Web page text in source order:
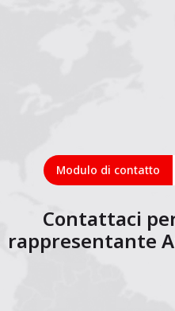
Modulo di contatto
Contattaci
rappresentante